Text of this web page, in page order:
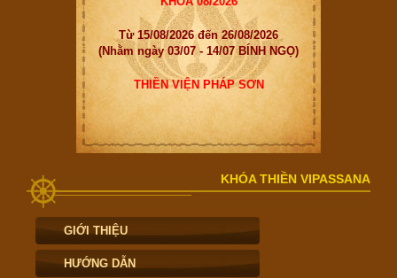
Từ 15/08/2026 đến 26/08/2026
(Nhằm ngày 03/07 - 14/07 BÍNH NGỌ)
THIỀN VIỆN PHÁP SƠN
KHÓA THIỀN VIPASSANA
GIỚI THIỆU
HƯỚNG DẪN